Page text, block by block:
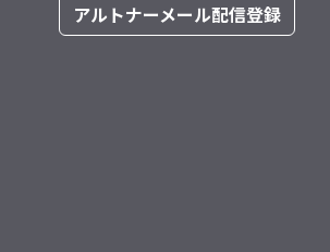
アルトナーメール配信登録